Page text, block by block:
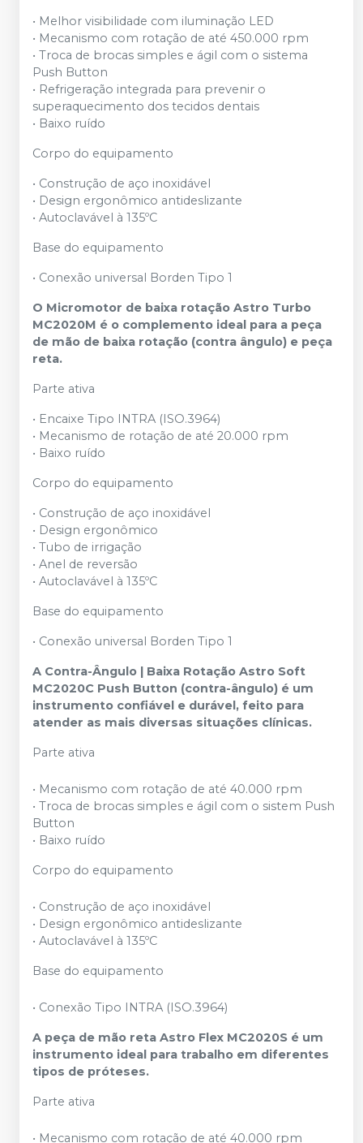
• Melhor visibilidade com iluminação LED
• Mecanismo com rotação de até 450.000 rpm
• Troca de brocas simples e ágil com o sistema
Push Button
• Refrigeração integrada para prevenir o
superaquecimento dos tecidos dentais
• Baixo ruído
Corpo do equipamento
• Construção de aço inoxidável
• Design ergonômico antideslizante
• Autoclavável à 135ºC
Base do equipamento
• Conexão universal Borden Tipo 1
O Micromotor de baixa rotação Astro Turbo
MC2020M é o complemento ideal para a peça
de mão de baixa rotação (contra ângulo) e peça
reta.
Parte ativa
• Encaixe Tipo INTRA (ISO.3964)
• Mecanismo de rotação de até 20.000 rpm
• Baixo ruído
Corpo do equipamento
• Construção de aço inoxidável
• Design ergonômico
• Tubo de irrigação
• Anel de reversão
• Autoclavável à 135ºC
Base do equipamento
• Conexão universal Borden Tipo 1
A Contra-Ângulo | Baixa Rotação Astro Soft
MC2020C Push Button (contra-ângulo) é um
instrumento confiável e durável, feito para
atender as mais diversas situações clínicas.
Parte ativa
• Mecanismo com rotação de até 40.000 rpm
• Troca de brocas simples e ágil com o sistem Push
Button
• Baixo ruído
Corpo do equipamento
• Construção de aço inoxidável
• Design ergonômico antideslizante
• Autoclavável à 135ºC
Base do equipamento
• Conexão Tipo INTRA (ISO.3964)
A peça de mão reta Astro Flex MC2020S é um
instrumento ideal para trabalho em diferentes
tipos de próteses.
Parte ativa
• Mecanismo com rotação de até 40.000 rpm